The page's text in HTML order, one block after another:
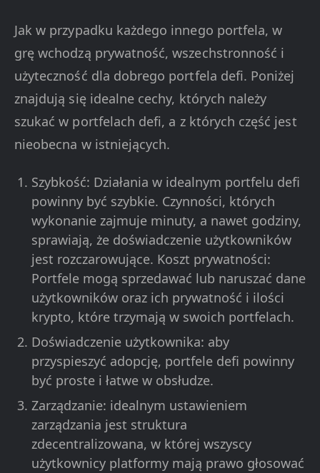
Jak w przypadku każdego innego portfela, w
grę wchodzą prywatność, wszechstronność i
użyteczność dla dobrego portfela defi. Poniżej
znajdują się idealne cechy, których należy
szukać w portfelach defi, a z których część jest
nieobecna w istniejących.
Szybkość: Działania w idealnym portfelu defi
powinny być szybkie. Czynności, których
wykonanie zajmuje minuty, a nawet godziny,
sprawiają, że doświadczenie użytkowników
jest rozczarowujące. Koszt prywatności:
Portfele mogą sprzedawać lub naruszać dane
użytkowników oraz ich prywatność i ilości
krypto, które trzymają w swoich portfelach.
Doświadczenie użytkownika: aby
przyspieszyć adopcję, portfele defi powinny
być proste i łatwe w obsłudze.
Zarządzanie: idealnym ustawieniem
zarządzania jest struktura
zdecentralizowana, w której wszyscy
użytkownicy platformy mają prawo głosować